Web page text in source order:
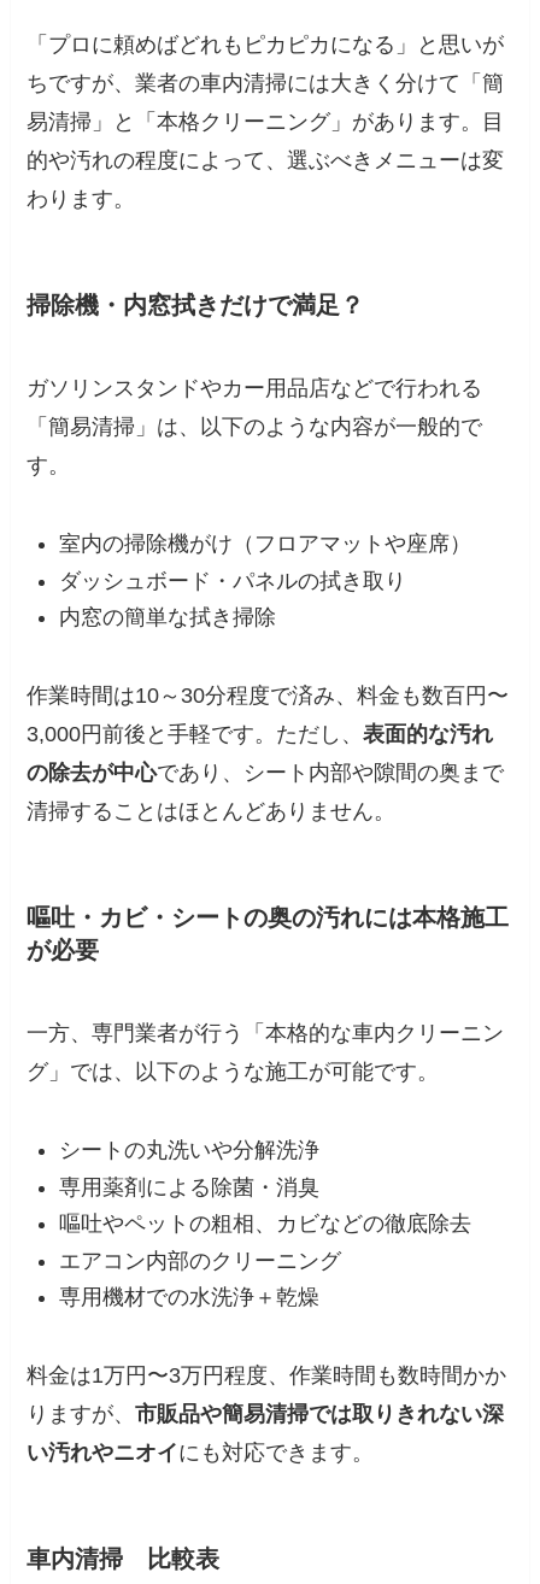
「プロに頼めばどれもピカピカになる」と思いが
ちですが、業者の車内清掃には大きく分けて「簡
易清掃」と「本格クリーニング」があります。目
的や汚れの程度によって、選ぶべきメニューは変
わります。
掃除機・内窓拭きだけで満足？
ガソリンスタンドやカー用品店などで行われる
「簡易清掃」は、以下のような内容が一般的で
す。
室内の掃除機がけ（フロアマットや座席）
ダッシュボード・パネルの拭き取り
内窓の簡単な拭き掃除
作業時間は10～30分程度で済み、料金も数百円〜
3,000円前後と手軽です。ただし、表面的な汚れ
の除去が中心であり、シート内部や隙間の奥まで
清掃することはほとんどありません。
嘔吐・カビ・シートの奥の汚れには本格施工
が必要
一方、専門業者が行う「本格的な車内クリーニン
グ」では、以下のような施工が可能です。
シートの丸洗いや分解洗浄
専用薬剤による除菌・消臭
嘔吐やペットの粗相、カビなどの徹底除去
エアコン内部のクリーニング
専用機材での水洗浄＋乾燥
料金は1万円〜3万円程度、作業時間も数時間かか
りますが、市販品や簡易清掃では取りきれない深
い汚れやニオイにも対応できます。
車内清掃 比較表